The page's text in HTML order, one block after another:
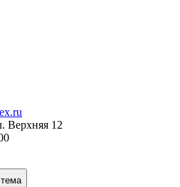
Верхняя 12